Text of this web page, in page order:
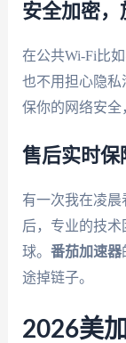
安全加密，
在公共Wi-Fi比
也不用担心隐私
保你的网络安全
售后实时保
有一次我在凌
后，专业的技
球。 番茄加速器
途掉链子。
2026美